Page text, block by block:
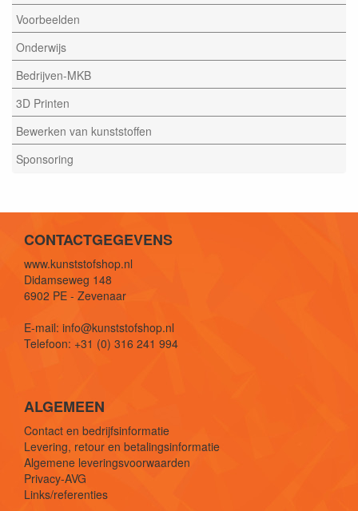
Voorbeelden
Onderwijs
Bedrijven-MKB
3D Printen
Bewerken van kunststoffen
Sponsoring
CONTACTGEGEVENS
www.kunststofshop.nl
Didamseweg 148
6902 PE - Zevenaar
E-mail: info@kunststofshop.nl
Telefoon: +31 (0) 316 241 994
ALGEMEEN
Contact en bedrijfsinformatie
Levering, retour en betalingsinformatie
Algemene leveringsvoorwaarden
Privacy-AVG
Links/referenties